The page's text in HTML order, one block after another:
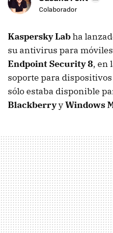
Colaborador
Kaspersky Labha
su antivirus para
Endpoint Security 8, en
soporte para dispositivos
sólo estaba disponible
BlackberryyWindows